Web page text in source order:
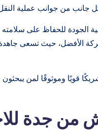
جانب من جوانب عملية النقل
الجودة للحفاظ على سلامته
الأفضل، حيث تسعى
قويًا وموثوقًا لمن
من جدة